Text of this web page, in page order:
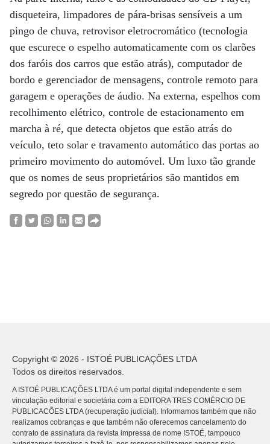
disqueteira, limpadores de pára-brisas sensíveis a um
pingo de chuva, retrovisor eletrocromático (tecnologia
que escurece o espelho automaticamente com os clarões
dos faróis dos carros que estão atrás), computador de
bordo e gerenciador de mensagens, controle remoto para
garagem e operações de áudio. Na externa, espelhos com
recolhimento elétrico, controle de estacionamento em
marcha à ré, que detecta objetos que estão atrás do
veículo, teto solar e travamento automático das portas ao
primeiro movimento do automóvel. Um luxo tão grande
que os nomes de seus proprietários são mantidos em
segredo por questão de segurança.
Copyright © 2026 - ISTOÉ PUBLICAÇÕES LTDA
Todos os direitos reservados.
A ISTOÉ PUBLICAÇÕES LTDA é um portal digital independente e sem
vinculação editorial e societária com a EDITORA TRES COMÉRCIO DE
PUBLICACÕES LTDA (recuperação judicial). Informamos também que não
realizamos cobranças e que também não oferecemos cancelamento do
contrato de assinatura da revista impressa de nome ISTOÉ, tampouco